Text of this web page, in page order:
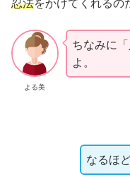
忍法をかけてくれるの
よる美
ちなみに
よ。
なるほ